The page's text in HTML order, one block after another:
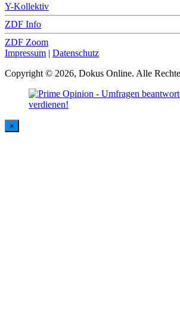
Y-Kollektiv
ZDF Info
ZDF Zoom
Impressum | Datenschutz
Copyright © 2026, Dokus Online. Alle
×